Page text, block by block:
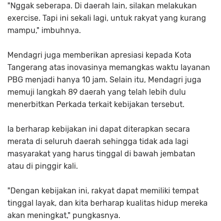
"Nggak seberapa. Di daerah lain, silakan melakukan
exercise. Tapi ini sekali lagi, untuk rakyat yang kurang
mampu," imbuhnya.
Mendagri juga memberikan apresiasi kepada Kota
Tangerang atas inovasinya memangkas waktu layanan
PBG menjadi hanya 10 jam. Selain itu, Mendagri juga
memuji langkah 89 daerah yang telah lebih dulu
menerbitkan Perkada terkait kebijakan tersebut.
Ia berharap kebijakan ini dapat diterapkan secara
merata di seluruh daerah sehingga tidak ada lagi
masyarakat yang harus tinggal di bawah jembatan
atau di pinggir kali.
"Dengan kebijakan ini, rakyat dapat memiliki tempat
tinggal layak, dan kita berharap kualitas hidup mereka
akan meningkat," pungkasnya.